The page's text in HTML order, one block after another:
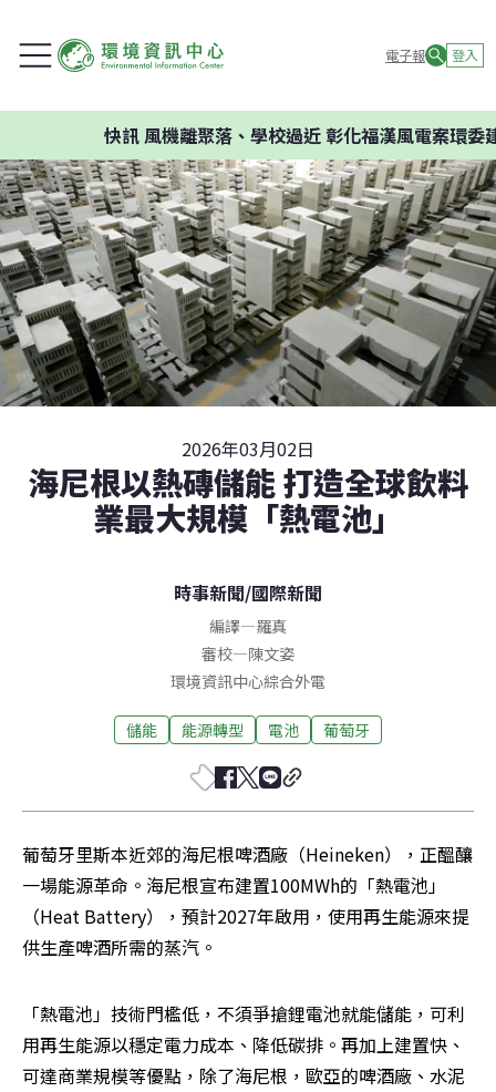
電子報 登入
風機離聚落、學校過近 彰化福漢風電案環委建議
2026年03月02日
海尼根以熱磚儲能 打造全球飲料
業最大規模「熱電池」
時事新聞/國際新聞
編譯—羅真
審校—陳文姿
環境資訊中心綜合外電
儲能 能源轉型 電池 葡萄牙
葡萄牙里斯本近郊的海尼根啤酒廠（Heineken），正醞釀
一場能源革命。海尼根宣布建置100MWh的「熱電池」
（Heat Battery），預計2027年啟用，使用再生能源來提
供生產啤酒所需的蒸汽。
「熱電池」技術門檻低，不須爭搶鋰電池就能儲能，可利
用再生能源以穩定電力成本、降低碳排。再加上建置快、
可達商業規模等優點，除了海尼根，歐亞的啤酒廠、水泥